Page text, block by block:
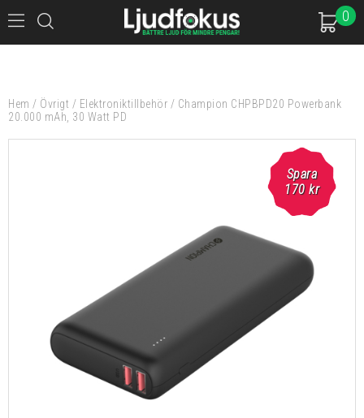
0
Hem / Övrigt / Elektroniktillbehör / Champion CHPBPD20 Powerbank
20.000 mAh, 30 Watt PD
Spara
170kr